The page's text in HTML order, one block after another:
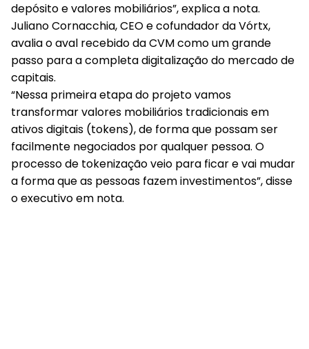
depósito e valores mobiliários”, explica a nota.
Juliano Cornacchia, CEO e cofundador da Vórtx,
avalia o aval recebido da CVM como um grande
passo para a completa digitalização do mercado de
capitais.
“Nessa primeira etapa do projeto vamos
transformar valores mobiliários tradicionais em
ativos digitais (tokens), de forma que possam ser
facilmente negociados por qualquer pessoa. O
processo de tokenização veio para ficar e vai mudar
a forma que as pessoas fazem investimentos”, disse
o executivo em nota.